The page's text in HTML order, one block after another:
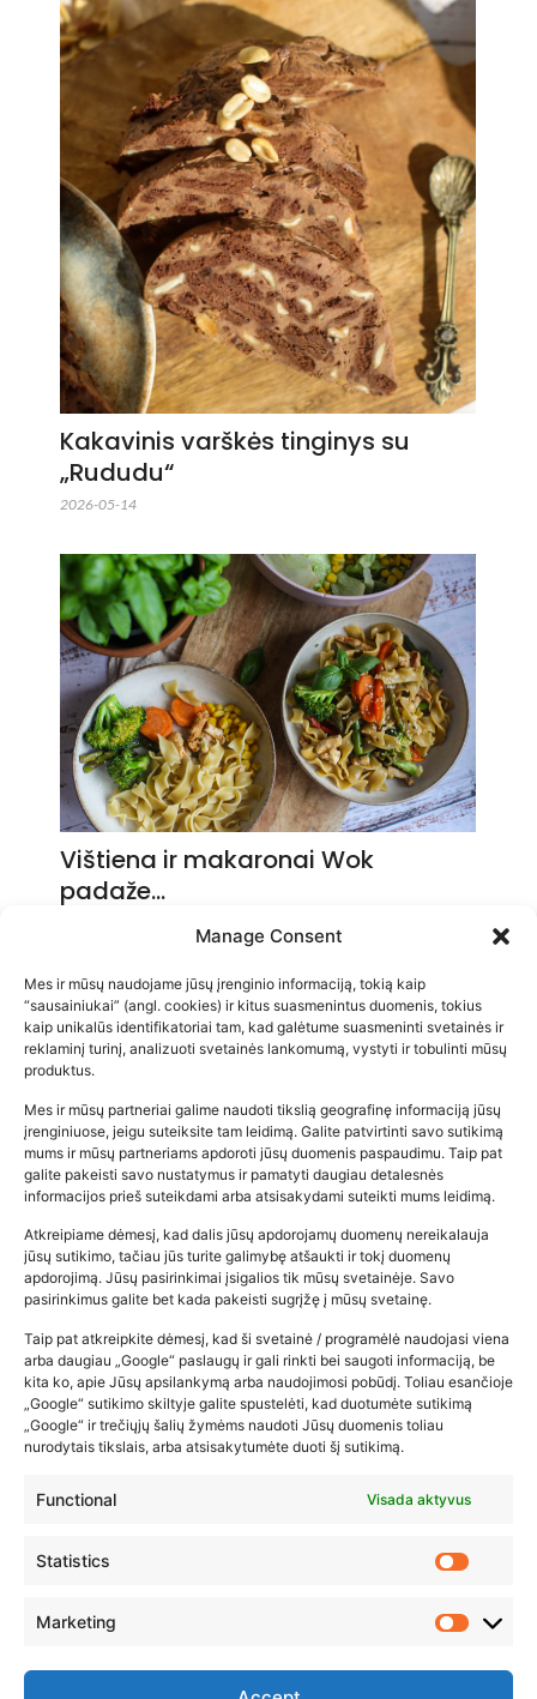
Manage Consent
Mes ir mūsų naudojame jūsų įrenginio informaciją, tokią kaip
“sausainiukai” (angl. cookies) ir kitus suasmenintus duomenis, tokius
kaip unikalūs identifikatoriai tam, kad galėtume suasmeninti svetainės ir
reklaminį turinį, analizuoti svetainės lankomumą, vystyti ir tobulinti mūsų
produktus.
Mes ir mūsų partneriai galime naudoti tikslią geografinę informaciją jūsų
įrenginiuose, jeigu suteiksite tam leidimą. Galite patvirtinti savo sutikimą
mums ir mūsų partneriams apdoroti jūsų duomenis paspaudimu. Taip pat
galite pakeisti savo nustatymus ir pamatyti daugiau detalesnės
informacijos prieš suteikdami arba atsisakydami suteikti mums leidimą.
Atkreipiame dėmesį, kad dalis jūsų apdorojamų duomenų nereikalauja
jūsų sutikimo, tačiau jūs turite galimybę atšaukti ir tokį duomenų
apdorojimą. Jūsų pasirinkimai įsigalios tik mūsų svetainėje. Savo
pasirinkimus galite bet kada pakeisti sugrįžę į mūsų svetainę.
Taip pat atkreipkite dėmesį, kad ši svetainė / programėlė naudojasi viena
arba daugiau „Google“ paslaugų ir gali rinkti bei saugoti informaciją, be
kita ko, apie Jūsų apsilankymą arba naudojimosi pobūdį. Toliau esančioje
„Google“ sutikimo skiltyje galite spustelėti, kad duotumėte sutikimą
„Google“ ir trečiųjų šalių žymėms naudoti Jūsų duomenis toliau
nurodytais tikslais, arba atsisakytumėte duoti šį sutikimą.
Functional Visada aktyvus
Statistics
Marketing
Kakavinis varškės tinginys su
„Rududu“
2026-05-14
Vištiena ir makaronai Wok
padaže…
Populiariausios parduotuvės
kūdikių tyrelės –…
2026-02-22